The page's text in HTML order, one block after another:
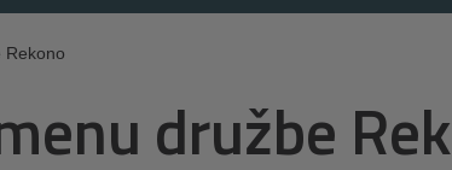
Rekono
družbe